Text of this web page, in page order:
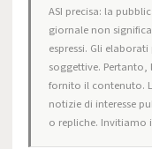
ASI precisa: la
giornale non
espressi. Gli
soggettive.
fornito il contenuto.
notizie di interesse
o repliche. Invitiamo